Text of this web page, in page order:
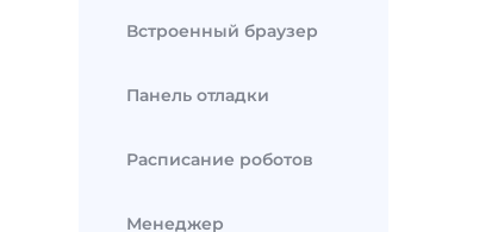
Встроенный браузер
Панель отладки
Расписание роботов
Менеджер